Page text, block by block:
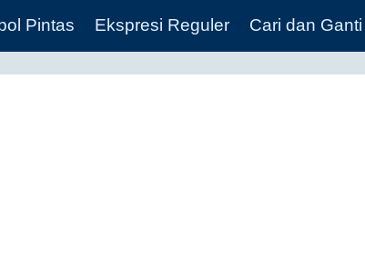
Pintas Ekspresi Reguler Cari dan Ganti